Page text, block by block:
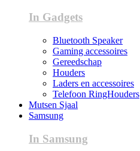
In Gadgets
Bluetooth Speaker
Gaming accessoires
Gereedschap
Houders
Laders en accessoires
Telefoon RingHouders
Mutsen Sjaal
Samsung
In Samsung